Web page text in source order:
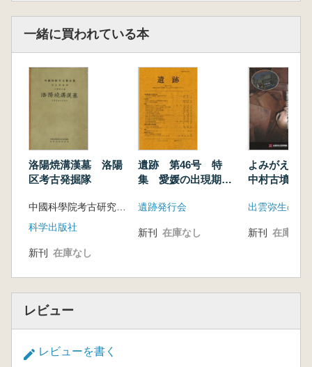
一緒に買われている本
洛陽焼溝漢墓 洛陽
区考古発掘隊
中國科學院考古研究所編
科学出版社
新刊 在庫なし
遺跡 第46号 特
集 愛媛の出現期古
遺跡発行会
新刊 在庫なし
よみがえる
中村古墳の
出雲弥生の森
新刊 在庫なし
レビュー
レビューを書く